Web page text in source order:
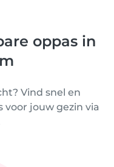
oppas in
Vind snel en
voor jouw gezin via